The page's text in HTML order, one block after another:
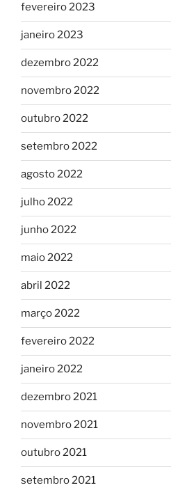
fevereiro 2023
janeiro 2023
dezembro 2022
novembro 2022
outubro 2022
setembro 2022
agosto 2022
julho 2022
junho 2022
maio 2022
abril 2022
março 2022
fevereiro 2022
janeiro 2022
dezembro 2021
novembro 2021
outubro 2021
setembro 2021